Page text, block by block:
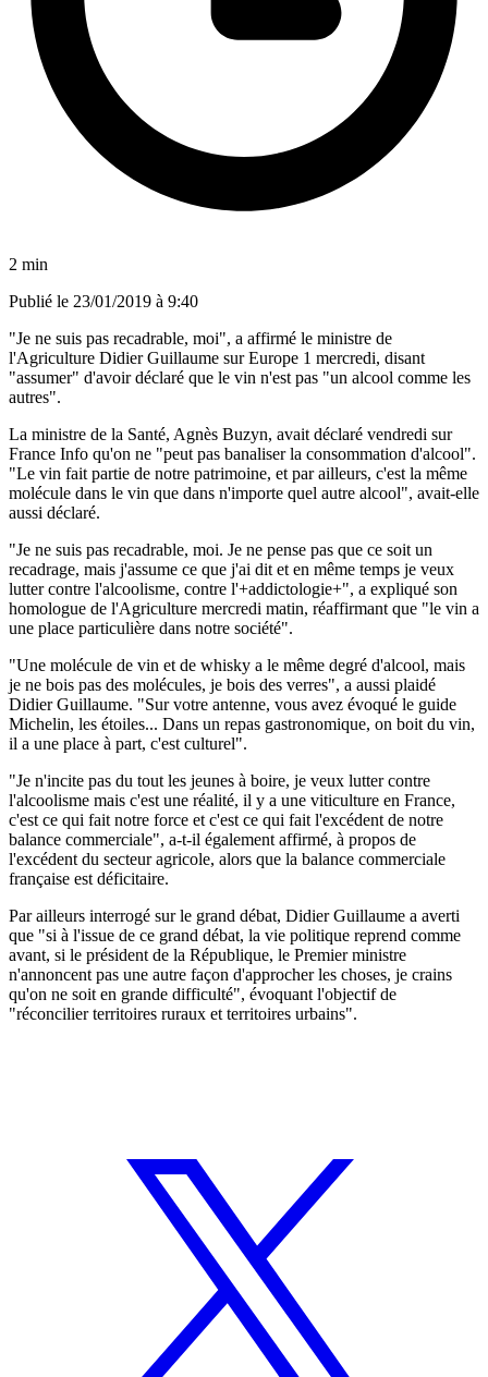
2 min
Publié le 23/01/2019 à 9:40
"Je ne suis pas recadrable, moi", a affirmé le ministre de
l'Agriculture Didier Guillaume sur Europe 1 mercredi, disant
"assumer" d'avoir déclaré que le vin n'est pas "un alcool comme les
autres".
La ministre de la Santé, Agnès Buzyn, avait déclaré vendredi sur
France Info qu'on ne "peut pas banaliser la consommation d'alcool".
"Le vin fait partie de notre patrimoine, et par ailleurs, c'est la même
molécule dans le vin que dans n'importe quel autre alcool", avait-elle
aussi déclaré.
"Je ne suis pas recadrable, moi. Je ne pense pas que ce soit un
recadrage, mais j'assume ce que j'ai dit et en même temps je veux
lutter contre l'alcoolisme, contre l'+addictologie+", a expliqué son
homologue de l'Agriculture mercredi matin, réaffirmant que "le vin a
une place particulière dans notre société".
"Une molécule de vin et de whisky a le même degré d'alcool, mais
je ne bois pas des molécules, je bois des verres", a aussi plaidé
Didier Guillaume. "Sur votre antenne, vous avez évoqué le guide
Michelin, les étoiles... Dans un repas gastronomique, on boit du vin,
il a une place à part, c'est culturel".
"Je n'incite pas du tout les jeunes à boire, je veux lutter contre
l'alcoolisme mais c'est une réalité, il y a une viticulture en France,
c'est ce qui fait notre force et c'est ce qui fait l'excédent de notre
balance commerciale", a-t-il également affirmé, à propos de
l'excédent du secteur agricole, alors que la balance commerciale
française est déficitaire.
Par ailleurs interrogé sur le grand débat, Didier Guillaume a averti
que "si à l'issue de ce grand débat, la vie politique reprend comme
avant, si le président de la République, le Premier ministre
n'annoncent pas une autre façon d'approcher les choses, je crains
qu'on ne soit en grande difficulté", évoquant l'objectif de
"réconcilier territoires ruraux et territoires urbains".